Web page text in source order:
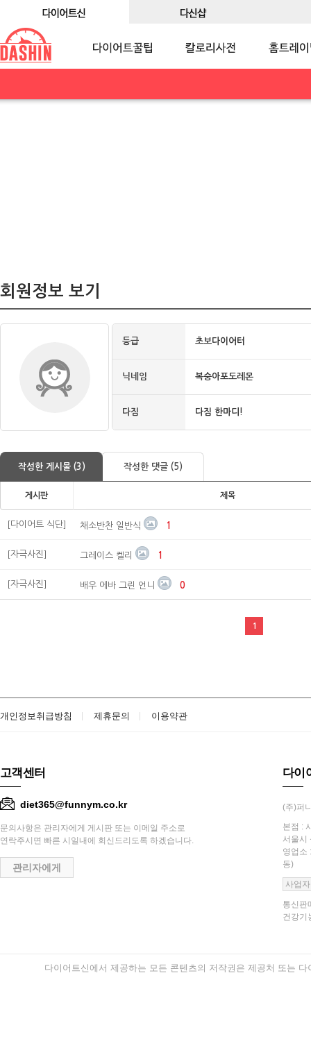
회원정보 보기
등급 초보다이어터
닉네임 복숭아포도레몬
다짐 다짐 한마디!
작성한 게시물 (3) 작성한 댓글 (5)
게시판 제목
[다이어트 식단] 채소반찬 일반식 1
[자극사진] 그레이스 켈리 1
[자극사진] 배우 에바 그린 언니 0
1
개인정보취급방침 제휴문의 이용약관
고객센터
diet365@funnym.co.kr
문의사항은 관리자에게 게시판 또는 이메일 주소로
연락주시면 빠른 시일내에 회신드리도록 하겠습니다.
관리자에게
다이
(주)퍼
본점 :
서울시
영업소
동)
사업
통신판
건강기
다이어트신에서 제공하는 모든 콘텐츠의 저작권은 제공처 또는